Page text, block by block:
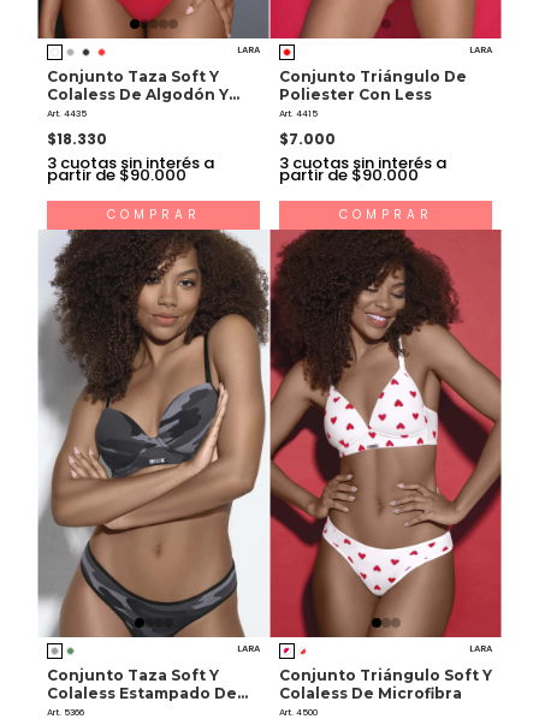
LARA
Conjunto Taza Soft Y
Colaless De Algodón Y
Lycra
Art. 4435
$18.330
3 cuotas sin interés a
partir de $90.000
COMPRAR
LARA
Conjunto Triángulo De
Poliester Con Less
Art. 4415
$7.000
3 cuotas sin interés a
partir de $90.000
COMPRAR
LARA
Conjunto Taza Soft Y
Colaless Estampado De
Algodón Y Lycra
Art. 5366
LARA
Conjunto Triángulo Soft Y
Colaless De Microfibra
Art. 4500